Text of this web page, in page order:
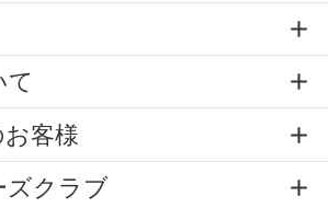
て
客様
ズクラブ